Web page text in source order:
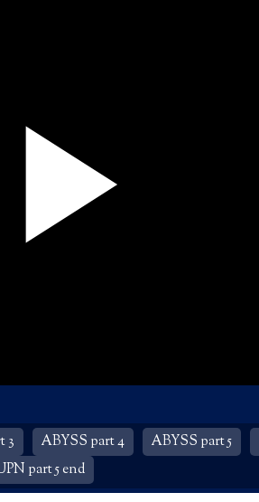
3 ABYSS part 4 ABYSS part 5
part 5 end